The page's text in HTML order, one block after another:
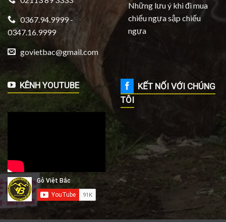
0367.94.9999 -
0347.16.9999
govietbac@gmail.com
Những lưu ý khi đi mua
chiếu ngựa sập chiếu
ngựa
KÊNH YOUTUBE
KẾT NỐI VỚI CHÚNG
TÔI